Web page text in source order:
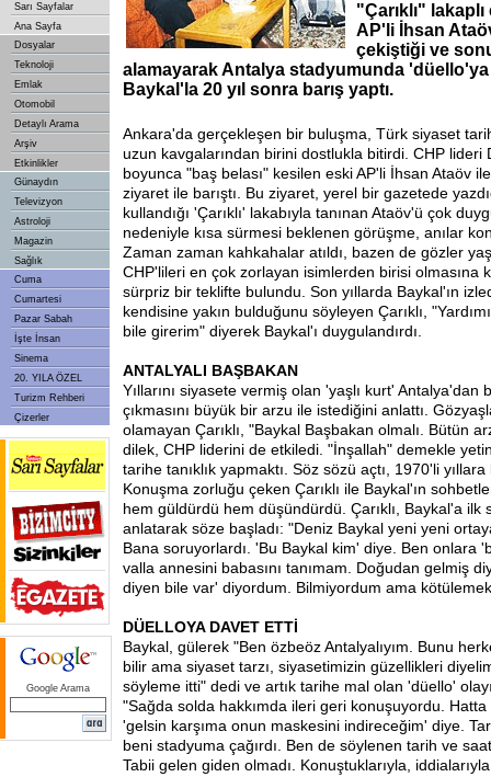
Sarı Sayfalar
Ana Sayfa
Dosyalar
Teknoloji
Emlak
Otomobil
Detaylı Arama
Arşiv
Etkinlikler
Günaydın
Televizyon
Astroloji
Magazin
Sağlık
Cuma
Cumartesi
Pazar Sabah
İşte İnsan
Sinema
20. YILA ÖZEL
Turizm Rehberi
Çizerler
Google Arama
"Çarıklı"
AP'li İhsan
çekiştiği ve
alamayarak Antalya stadyumunda
Baykal'la 20 yıl sonra barış yaptı.
Ankara'da gerçekleşen bir buluşma, Türk siyaset
uzun kavgalarından birini dostlukla bitirdi. CHP lideri
boyunca "baş belası" kesilen eski AP'li İhsan Ataöv
ziyaret ile barıştı. Bu ziyaret, yerel bir gazetede
kullandığı 'Çarıklı' lakabıyla tanınan Ataöv'ü çok
nedeniyle kısa sürmesi beklenen görüşme, anılar
Zaman zaman kahkahalar atıldı, bazen de gözler
CHP'lileri en çok zorlayan isimlerden birisi olmasına
sürpriz bir teklifte bulundu. Son yıllarda Baykal'ın
kendisine yakın bulduğunu söyleyen Çarıklı,
bile girerim" diyerek Baykal'ı duygulandırdı.
ANTALYALI BAŞBAKAN
Yıllarını siyasete vermiş olan 'yaşlı kurt' Antalya'dan
çıkmasını büyük bir arzu ile istediğini anlattı.
olamayan Çarıklı, "Baykal Başbakan olmalı. Bütün
dilek, CHP liderini de etkiledi. "İnşallah" demekle
tarihe tanıklık yapmaktı. Söz sözü açtı, 1970'li
Konuşma zorluğu çeken Çarıklı ile Baykal'ın
hem güldürdü hem düşündürdü. Çarıklı, Baykal'a ilk
anlatarak söze başladı: "Deniz Baykal yeni yeni
Bana soruyorlardı. 'Bu Baykal kim' diye. Ben onlara
valla annesini babasını tanımam. Doğudan gelmiş
diyen bile var' diyordum. Bilmiyordum ama
DÜELLOYA DAVET ETTİ
Baykal, gülerek "Ben özbeöz Antalyalıyım. Bunu
bilir ama siyaset tarzı, siyasetimizin güzellikleri
söyleme itti" dedi ve artık tarihe mal olan 'düello'
"Sağda solda hakkımda ileri geri konuşuyordu.
'gelsin karşıma onun maskesini indireceğim' diye.
beni stadyuma çağırdı. Ben de söylenen tarih ve
Tabii gelen giden olmadı. Konuştuklarıyla,